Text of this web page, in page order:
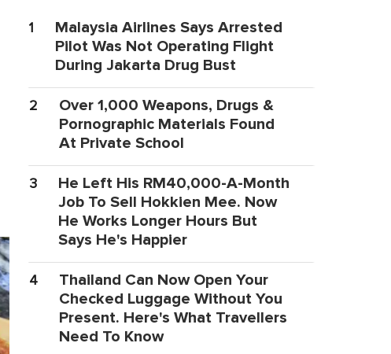
1
Malaysia Airlines Says Arrested
Pilot Was Not Operating Flight
During Jakarta Drug Bust
2
Over 1,000 Weapons, Drugs &
Pornographic Materials Found
At Private School
3
He Left His RM40,000-A-Month
Job To Sell Hokkien Mee. Now
He Works Longer Hours But
Says He's Happier
4
Thailand Can Now Open Your
Checked Luggage Without You
Present. Here's What Travellers
Need To Know